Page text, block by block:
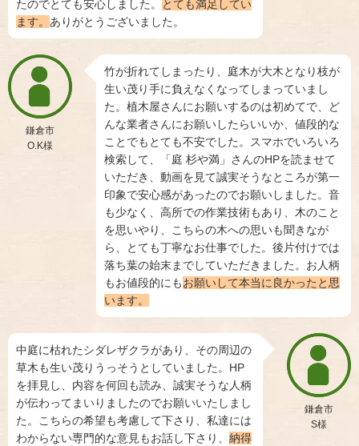
たのでとても安心しました。
とても満足してい
ます。 ありがとうございました。
鎌倉市
O.K様
竹が折れてしまったり、庭木が大木となり枝が
生い茂り手に負えなくなってしまっていまし
た。植木屋さんにお願いするのは初めてで、ど
んな業者さんにお願いしたらいいか、値段的な
ことでもとても不安でした。スマホでいろいろ
検索して、「庭 杉や満」さんのHPを読ませて
いただき、動画を見て誠実そうなところが第一
印象で安心感があったのでお願いしました。音
も少なく、高所での作業技術もあり、木のこと
を思いやり、こちらの木への思いも聞きなが
ら、とても丁寧なお仕事でした。後片付けでは
落ち葉の始末までしていただきました。お人柄
もお値段的にもお願いして本当に良かったと思
います。
鎌倉市
S様
中庭に枯れたシダレザクラがあり、その周辺の
草木も生い茂りうっそうとしていました。HP
を拝見し、内容を何回も読み、誠実そうな人柄
が伝わってまいりましたのでお願いいたしまし
た。こちらの希望も考慮して下さり、私達には
わからない専門的な意見もお話し下さり、 納得